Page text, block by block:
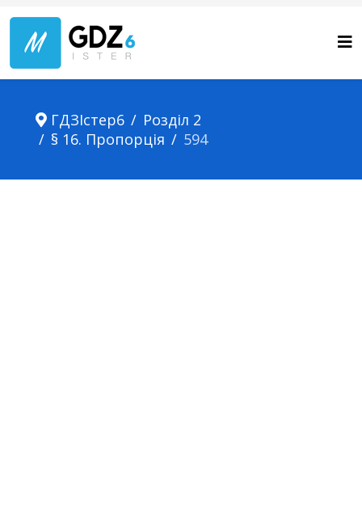
ГДЗІстер6
Розділ 2
§ 16. Пропорція
594